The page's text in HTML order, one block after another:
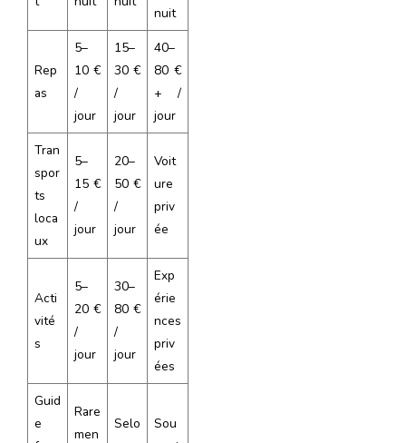
nuit
Rep
as
5–
10 €
/
jour
15–
30 €
/
jour
40–
80 €
+ /
jour
Tran
spor
ts
loca
ux
5–
15 €
/
jour
20–
50 €
/
jour
Voit
ure
priv
ée
Acti
vité
s
5–
20 €
/
jour
30–
80 €
/
jour
Exp
érie
nces
priv
ées
Guid
e
Rare
men
Selo
Sou